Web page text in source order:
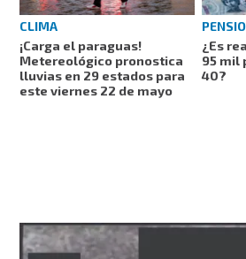
CLIMA
¡Carga el paraguas!
Metereológico pronostica
lluvias en 29 estados para
este viernes 22 de mayo
¿Es
95 mil
40?